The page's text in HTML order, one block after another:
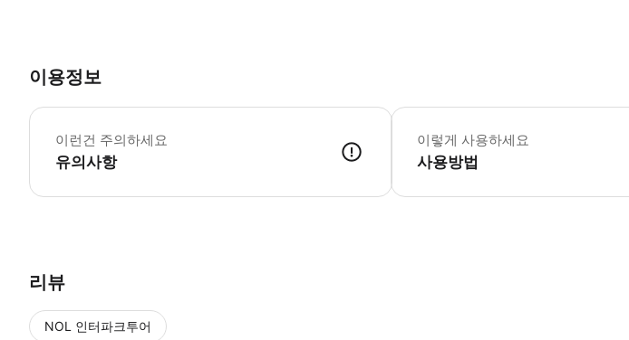
이용정보
이런건 주의하세요
유의사항
* 소요시간 : 60분 (옵션에 따라 소요 시간이
이렇게 사용하세요
사용방법
리뷰
NOL 인터파크투어